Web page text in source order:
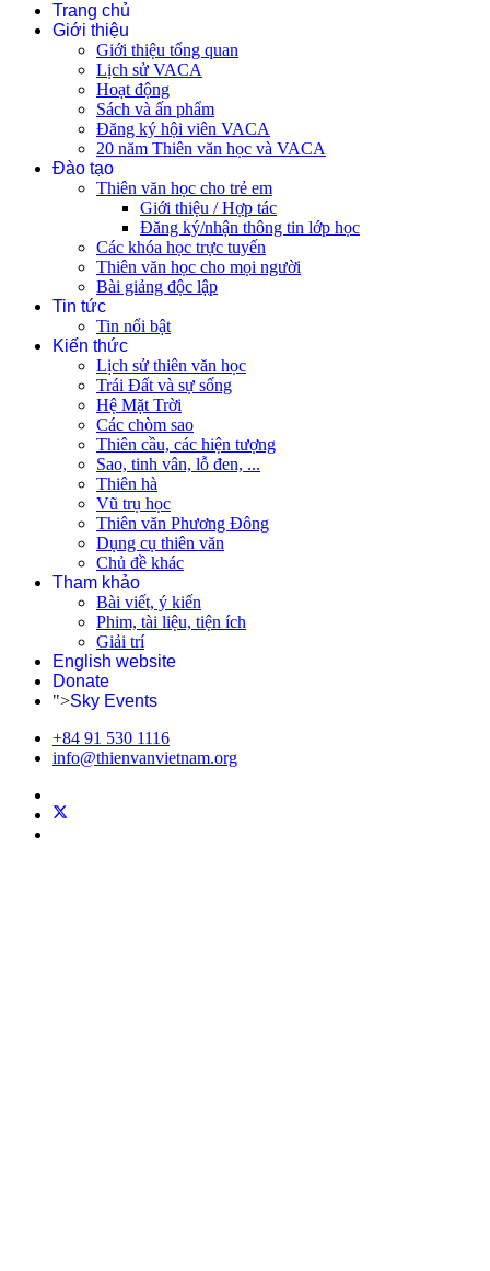
Trang chủ
Giới thiệu
Giới thiệu tổng quan
Lịch sử VACA
Hoạt động
Sách và ấn phẩm
Đăng ký hội viên VACA
20 năm Thiên văn học và VACA
Đào tạo
Thiên văn học cho trẻ em
Giới thiệu / Hợp tác
Đăng ký/nhận thông tin lớp học
Các khóa học trực tuyến
Thiên văn học cho mọi người
Bài giảng độc lập
Tin tức
Tin nổi bật
Kiến thức
Lịch sử thiên văn học
Trái Đất và sự sống
Hệ Mặt Trời
Các chòm sao
Thiên cầu, các hiện tượng
Sao, tinh vân, lỗ đen, ...
Thiên hà
Vũ trụ học
Thiên văn Phương Đông
Dụng cụ thiên văn
Chủ đề khác
Tham khảo
Bài viết, ý kiến
Phim, tài liệu, tiện ích
Giải trí
English website
Donate
">Sky Events
+84 91 530 1116
info@thienvanvietnam.org